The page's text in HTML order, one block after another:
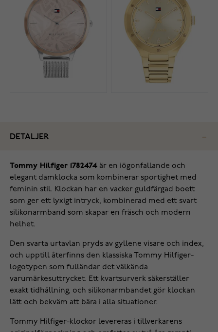
DETALJER
Tommy Hilfiger 1782474 är en iögonfallande och
elegant damklocka som kombinerar sportighet med
feminin stil. Klockan har en vacker guldfärgad boett
som ger ett lyxigt intryck, kombinerad med ett svart
silikonarmband som skapar en fräsch och modern
helhet.
Den svarta urtavlan pryds av gyllene visare och index,
och upptill återfinns den klassiska Tommy Hilfiger-
logotypen som fulländar det välkända
varumärkesuttrycket. Ett kvartsurverk säkerställer
exakt tidhållning, och silikonarmbandet gör klockan
lätt och bekväm att bära i alla situationer.
Tommy Hilfiger-klockor levereras i tillverkarens